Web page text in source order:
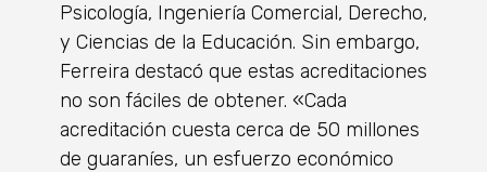
Psicología, Ingeniería Comercial, Derecho,
y Ciencias de la Educación. Sin embargo,
Ferreira destacó que estas acreditaciones
no son fáciles de obtener. «Cada
acreditación cuesta cerca de 50 millones
de guaraníes, un esfuerzo económico